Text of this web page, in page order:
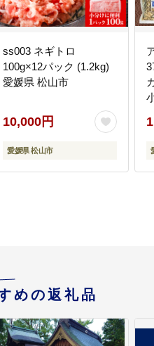
ss003 ネギトロ
100g×12パック (1.2kg)
愛媛県 松山市
10,000円
愛媛県 松山市
めの返礼品